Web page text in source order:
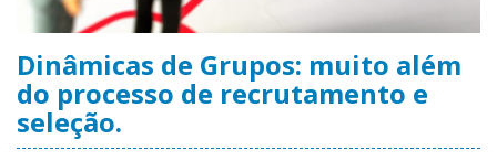
Dinâmicas de Grupos: muito além
do processo de recrutamento e
seleção.